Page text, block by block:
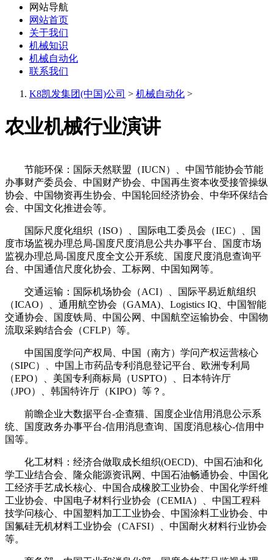
网站导航
网站首页
关于我们
机械知识
机械自动化
联系我们
K8凯发集团(中国)公司 > 机械自动化 >
农业机械行业演讲
节能环保：国际天然联盟（IUCN）、中国节能协会节能
办事财产委员会、中国财产协会、中国再生资本收受接管操纵
协会、中国物资再生协会、中国轮回经济协会、中华环保结合
会、中国文化推进会等。
国际尺度化组织（ISO）、国际电工委员会（IEC）、国
度市场监视办理总局-国度尺度消息公共办事平台、国度市场
监视办理总局-国度尺度全文公开系统、国度尺度消息查询平
台、中国通信尺度化协会、工标网、中国知网等。
交通运输：国际机场协会（ACI）、国际平易近航组织
（ICAO）、通用航空协会（GAMA)、Logistics IQ、中国智能
交通协会、国度铁局、中国公网、中国航空运输协会、中国物
流取采购结合会（CFLP）等。
中国国度学问产权局、中国（南方）学问产权运营核心
（SIPC）、中国上市药品专利消息登记平台、欧洲专利局
（EPO）、美国专利商标局（USPTO）、日本特许厅
（JPO）、韩国特许厅（KIPO）等？。
前瞻企业大数据平台-企查猫、国度企业信用消息公示系
统、国度政务办事平台-信用消息查询、国度消息核心-信用中
国等。
化工材料：经济合做取成长组织(OECD)、中国石油和化
学工业结合会、隆众能源资讯网、中国石油畅通协会、中国化
工经济手艺成长核心、中国合成橡胶工业协会、中国化学纤维
工业协会、中国电子材料行业协会（CEMIA）、中国工程科
技学问核心、中国塑料加工工业协会、中国涂料工业协会、中
国氟硅无机材料工业协会（CAFSI）、中国耐火材料行业协会
等。